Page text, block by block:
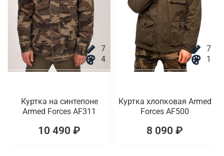
7
4
Куртка на синтепоне
Armed Forces AF311
10 490 ₽
7
1
Куртка хлопковая Armed
Forces AF500
8 090 ₽